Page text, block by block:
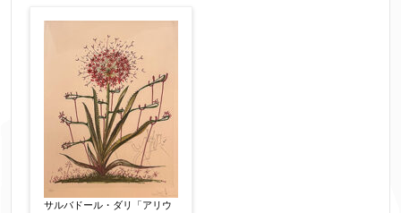
※添付画像は5MBまでのjpg、gif、pig、pdf形式
にてお送りください。
※追加や複数点ある場合はフォーム送信後に送ら
れてくる送信確認メール記載のアドレスからもお
送り頂けます。
サルバドール・ダリ「アリウ